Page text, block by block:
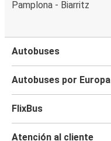
Pamplona - Biarritz
Autobuses
Autobuses por Europa
FlixBus
Atención al cliente